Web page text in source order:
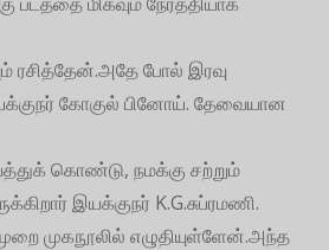
ரசித்தேன்.அதே போல் இரவு
இயக்குநர் கோகுல் பினோய். தேவையான
கொண்டு, நமக்கு சற்றும்
இயக்குநர் K.G.சுப்ரமணி.
முகநூலில் எழுதியுள்ளேன்.அந்த